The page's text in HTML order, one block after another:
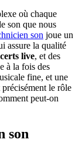
où chaque
son que nous
son joue un
assure la qualité
live, et des
à la fois des
fine, et une
le rôle
peut-on
son